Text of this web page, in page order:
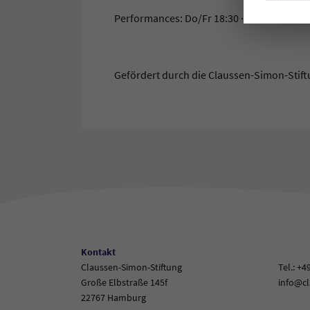
Performances: Do/Fr 18:30 · Sa 14:30 &
Gefördert durch die Claussen-Simon-
Kontakt
Claussen-Simon-Stiftung
Große Elbstraße 145f
22767 Hamburg
Tel.: